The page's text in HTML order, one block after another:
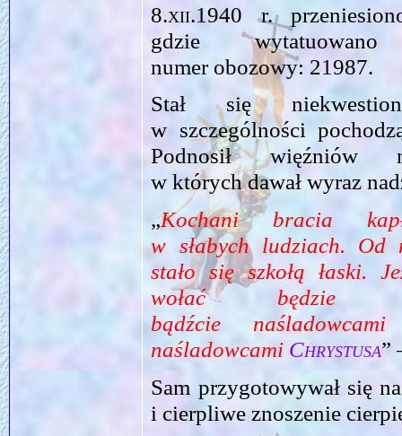
8.xii.1940 r.
gdzie
numer obozowy: 21987.
Stał się
w szczególności
Podnosił więźniów
w których dawał wyraz
„Kochani bracia
w słabych ludziach. Od
stało się szkołą łaski.
wołać będzie
bądźcie
naśladowcami Chrystusa”
Sam przygotowywał się
i cierpliwe znoszenie